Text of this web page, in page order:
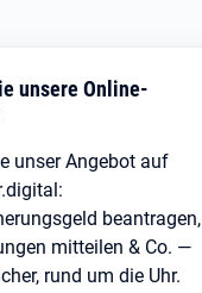
unsere Online-
unser Angebot auf
beantragen,
mitteilen & Co. —
rund um die Uhr.